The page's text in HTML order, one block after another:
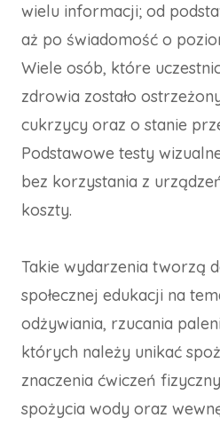
wielu informacji; od
aż po świadomość o
Wiele osób, które
zdrowia zostało
cukrzycy oraz o stanie
Podstawowe testy
bez korzystania z
koszty.
Takie wydarzenia tworzą
społecznej edukacji na
odżywiania, rzucania
których należy unikać
znaczenia ćwiczeń
spożycia wody oraz